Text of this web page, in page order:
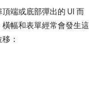
端或底部彈出的 UI 而
幅和表單經常會發生這
：